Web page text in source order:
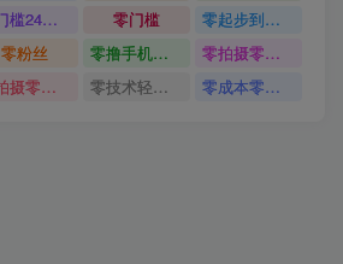
零门槛24小时无人值守被动创收项目
零门槛
零起步到独立实操
零粉丝
零撸手机项目
零拍摄零剪辑无需出镜AI批量产出原创视频打造个人IP
零拍摄零剪辑无需出镜
零技术轻松做 零成本零门槛边玩边赚钱的项目多种操作思路